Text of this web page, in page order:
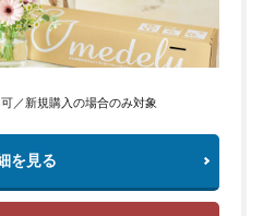
／新規購入の場合のみ対象
を見る